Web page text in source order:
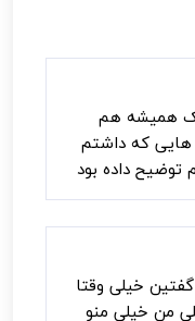
همیشه هم
هایی که داشتم
توضیح داده بود
خیلی وقتا
من خیلی منو